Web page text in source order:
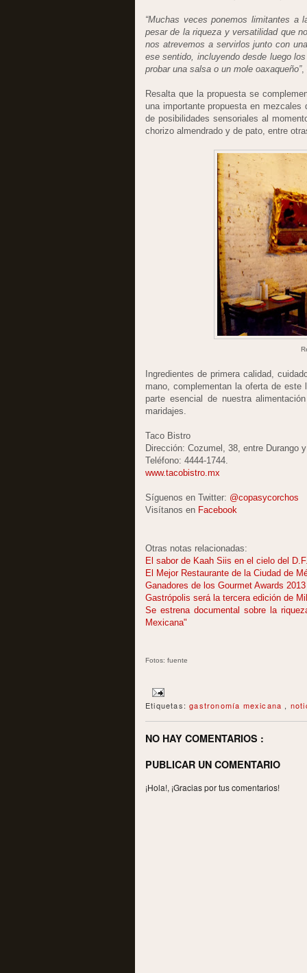
“Muchas veces ponemos limitantes a
pesar de la riqueza y versatilidad que
nos atrevemos a servirlos junto con
ese sentido, incluyendo desde luego
probar una salsa o un mole oaxaqueño”,
Resalta que la propuesta se
una importante propuesta en
de posibilidades sensoriales al
chorizo almendrado y de pato, entre
Ingredientes de primera calidad,
mano, complementan la oferta de
parte esencial de nuestra
maridajes.
Taco Bistro
Dirección: Cozumel, 38, entre Durango
Teléfono: 4444-1744.
www.tacobistro.mx
Síguenos en Twitter: @copasycorchos
Visítanos en Facebook
Otras notas relacionadas:
El sabor de Kaah Siis en el cielo del D.F.
El Mejor Restaurante de la Ciudad de
Ganadores de los Gourmet Awards 2013
Gastrópolis será la tercera edición de
Se estrena documental sobre la
Mexicana"
Fotos: fuente
Etiquetas:gastronomía mexicana ,
NO HAY COMENTARIOS :
PUBLICAR UN COMENTARIO
¡Hola!, ¡Gracias por tus comentarios!